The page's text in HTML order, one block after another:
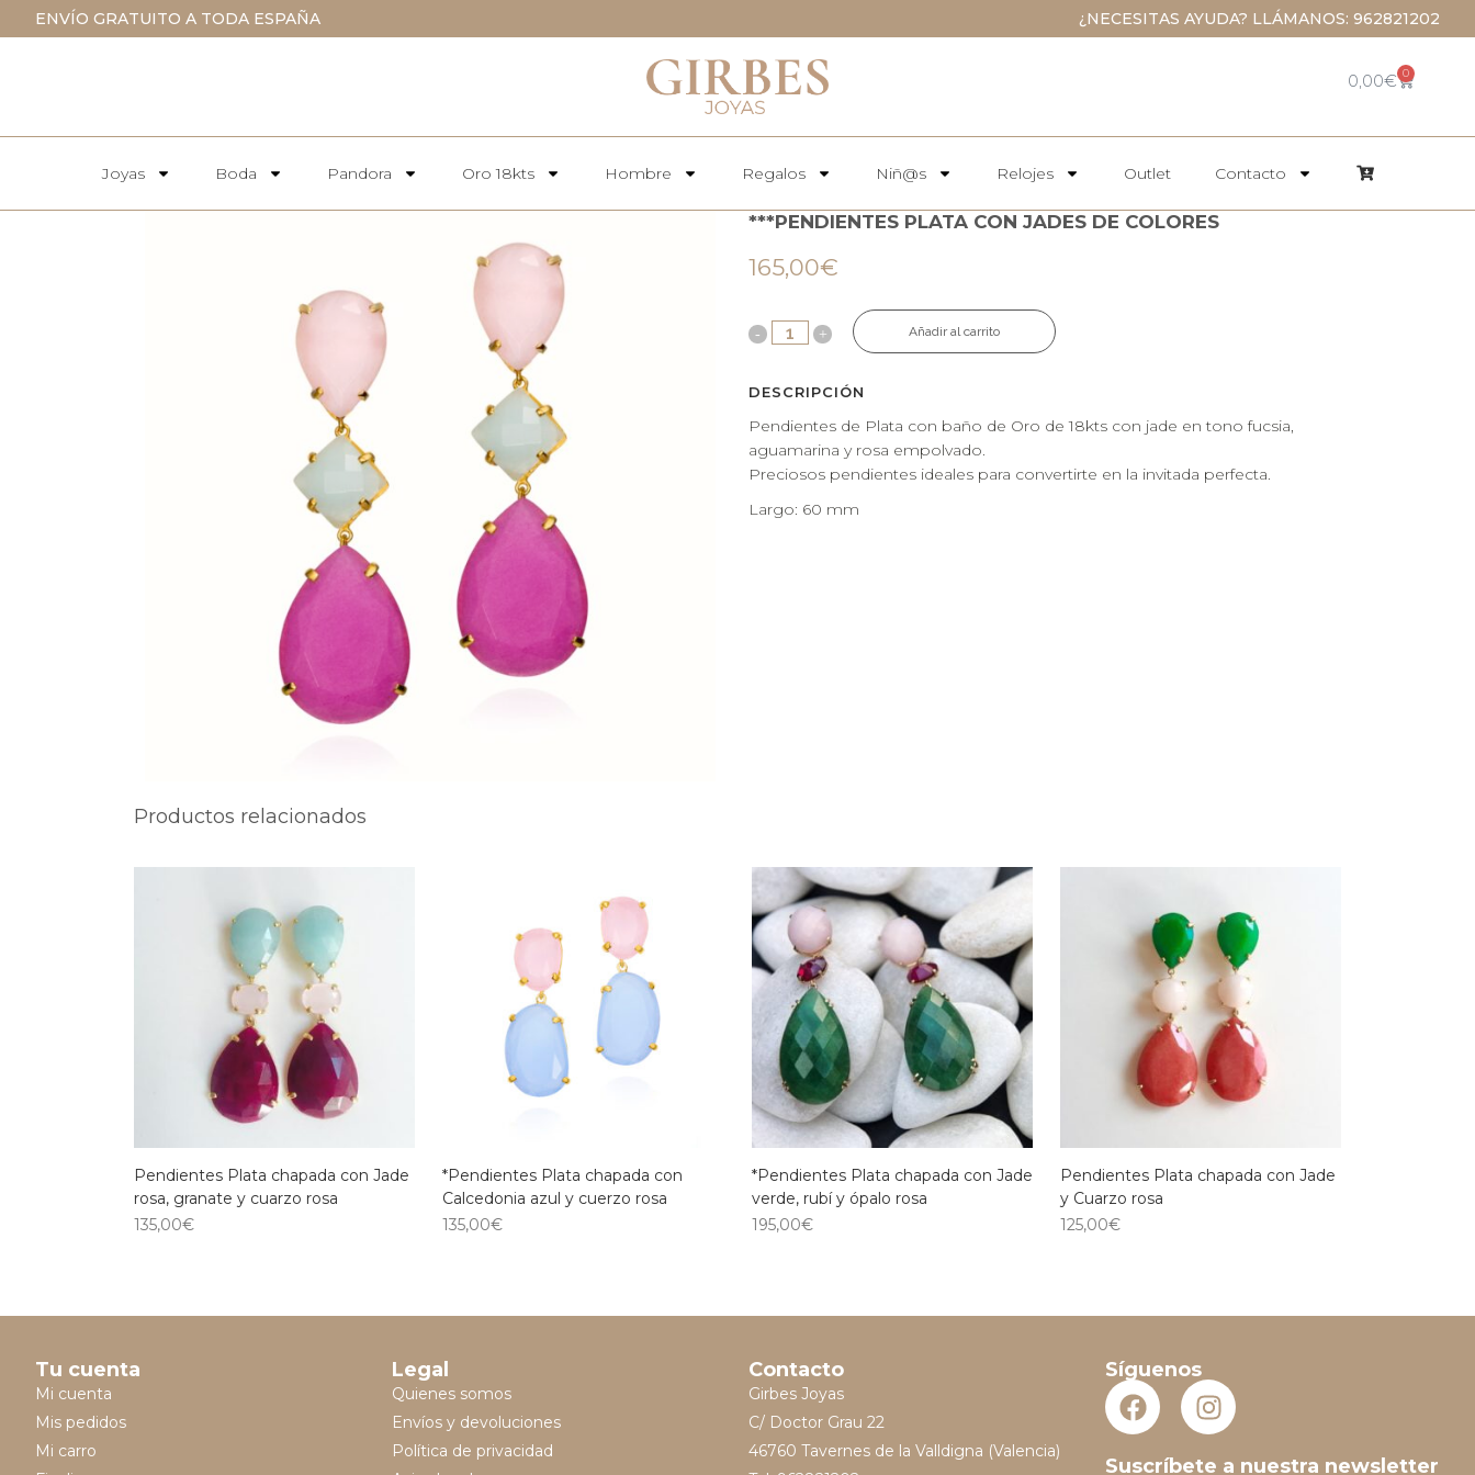
ENVÍO GRATUITO A TODA ESPAÑA ¿NECESITAS AYUDA? LLÁMANOS: 962821202
0,00€ 0
Joyas Boda Pandora Oro 18kts Hombre Regalos Niñ@s Relojes Outlet Contacto
***PENDIENTES PLATA CON JADES DE COLORES
165,00€
Añadir al carrito
DESCRIPCIÓN
Pendientes de Plata con baño de Oro de 18kts con jade en tono fucsia,
aguamarina y rosa empolvado.
Preciosos pendientes ideales para convertirte en la invitada perfecta.
Largo: 60 mm
Productos relacionados
Pendientes Plata chapada con Jade
rosa, granate y cuarzo rosa
135,00€
*Pendientes Plata chapada con
Calcedonia azul y cuerzo rosa
135,00€
*Pendientes Plata chapada con Jade
verde, rubí y ópalo rosa
195,00€
Pendientes Plata chapada con Jade
y Cuarzo rosa
125,00€
Tu cuenta
Mi cuenta
Mis pedidos
Mi carro
Legal
Quienes somos
Envíos y devoluciones
Política de privacidad
Contacto
Girbes Joyas
C/ Doctor Grau 22
46760 Tavernes de la Valldigna (Valencia)
Síguenos
Suscríbete a nuestra newsletter